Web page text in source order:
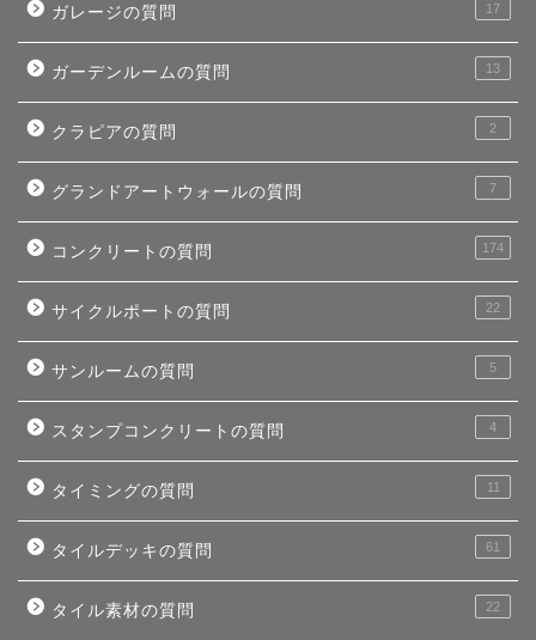
ガレージの質問 17
ガーデンルームの質問 13
クラピアの質問 2
グランドアートウォールの質問 7
コンクリートの質問 174
サイクルポートの質問 22
サンルームの質問 5
スタンプコンクリートの質問 4
タイミングの質問 11
タイルデッキの質問 61
タイル素材の質問 22